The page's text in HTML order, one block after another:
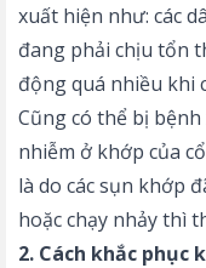
xuất hiện như: các
đang phải chịu tổn
động quá nhiều khi
Cũng có thể bị
nhiễm ở khớp của
là do các sụn khớp
hoặc chạy nhảy thì
2. Cách khắc phục